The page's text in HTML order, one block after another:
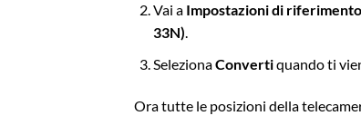
Vai a Impostazioni di riferimento
33N).
SelezionaConvertiquando ti
Ora tutte le posizioni della